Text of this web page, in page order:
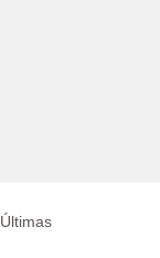
Últimas